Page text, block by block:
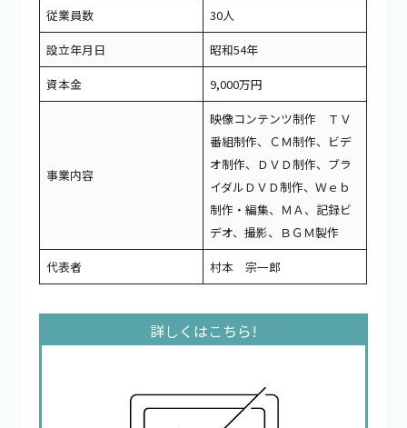
従業員数
30人
設立年月日
昭和54年
資本金
9,000万円
事業内容
映像コンテンツ制作 ＴＶ
番組制作、ＣＭ制作、ビデ
オ制作、ＤＶＤ制作、ブラ
イダルＤＶＤ制作、Ｗｅｂ
制作・編集、ＭＡ、記録ビ
デオ、撮影、ＢＧＭ製作
代表者
村本 宗一郎